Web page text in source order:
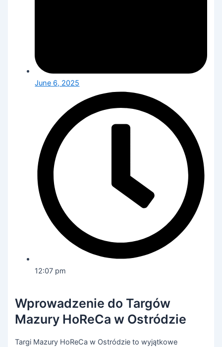
June 6, 2025
12:07 pm
Wprowadzenie do Targów
Mazury HoReCa w Ostródzie
Targi Mazury HoReCa w Ostródzie to wyjątkowe